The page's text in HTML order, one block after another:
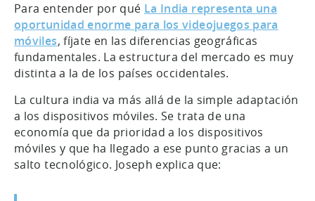
Para entender por qué La India representa una
oportunidad enorme para los videojuegos para
móviles, fíjate en las diferencias geográficas
fundamentales. La estructura del mercado es muy
distinta a la de los países occidentales.
La cultura india va más allá de la simple adaptación
a los dispositivos móviles. Se trata de una
economía que da prioridad a los dispositivos
móviles y que ha llegado a ese punto gracias a un
salto tecnológico. Joseph explica que: